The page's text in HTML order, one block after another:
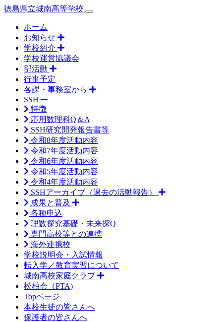
徳島県立城南高等学校
ホーム
お知らせ
学校紹介
学校運営協議会
部活動
行事予定
各課・事務室から
SSH
特徴
応用数理科Q＆A
SSH研究開発報告書等
令和8年度活動内容
令和7年度活動内容
令和6年度活動内容
令和5年度活動内容
令和4年度活動内容
SSHアーカイブ（過去の活動報告）
成果と普及
各種申込
理数探究基礎・未来探Q
専門高校等との連携
海外連携校
学校説明会・入試情報
転入学／教育実習について
城南高校家庭クラブ
松柏会（PTA)
Topページ
本校生徒の皆さんへ
保護者の皆さんへ